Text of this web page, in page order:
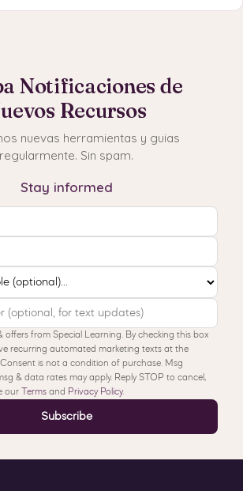
Notificaciones de
Recursos
nuevas herramientas y guias
regularmente. Sin spam.
Stay informed
offers from Special Learning. By checking this box
recurring automated marketing texts at the
is not a condition of purchase. Msg
& data rates may apply. Reply STOP to cancel,
our
Terms and Privacy Policy.
Subscribe